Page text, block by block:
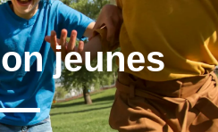
jeunes